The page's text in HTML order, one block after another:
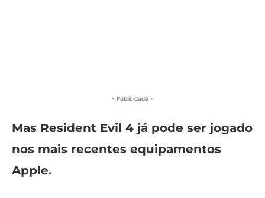
- Publicidade -
Mas Resident Evil 4 já pode ser jogado
nos mais recentes equipamentos
Apple.